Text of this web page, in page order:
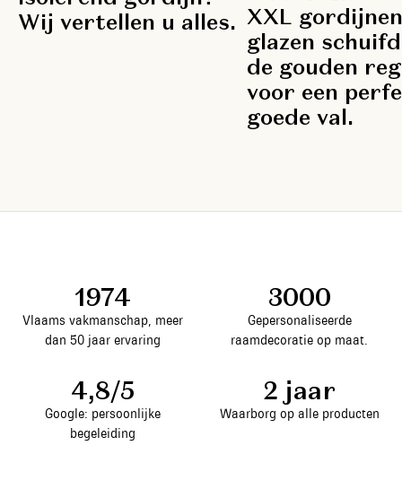
Wij vertellen u alles. XXL
glazen
de gouden
voor een
goede val.
1974
Vlaams vakmanschap, meer
dan 50 jaar ervaring
3000
Gepersonaliseerde
raamdecoratie op maat.
4,8/5
Google: persoonlijke
begeleiding
2 jaar
Waarborg op alle producten